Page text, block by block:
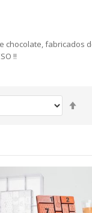
fabricados
!!